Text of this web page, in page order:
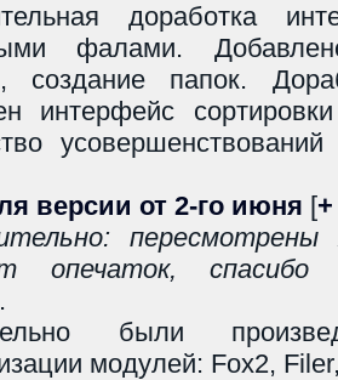
доработка
фалами.
создание папок.
интерфейс
версии от 2-го июня [
опечаток,
.
были
модулей: Fox2,